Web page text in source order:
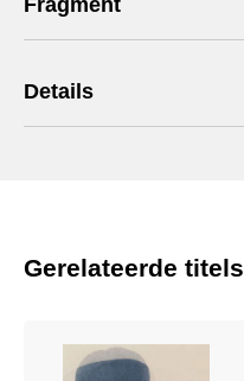
Fragment
Details
Gerelateerde titels